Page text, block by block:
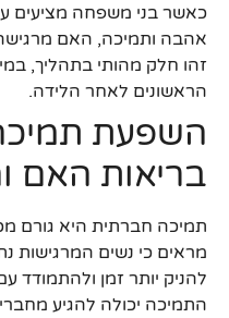
כאשר בני משפחה מציעים
אהבה ותמיכה, האם
זהו חלק מהותי בתהליך,
הראשונים לאחר הלידה.
השפעת
בריאות האם
תמיכה חברתית היא גורם
מראים כי נשים המרגישות
להניק יותר זמן ולהתמודד
התמיכה יכולה להגיע